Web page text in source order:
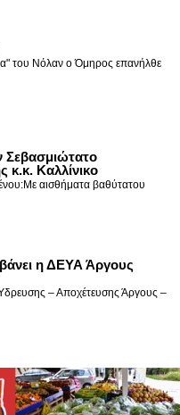
του Νόλαν ο Όμηρος επανήλθε
Σεβασμιώτατο
κ.κ. Καλλίνικο
αισθήματα βαθύτατου
η ΔΕΥΑ Άργους
– Αποχέτευσης Άργους –